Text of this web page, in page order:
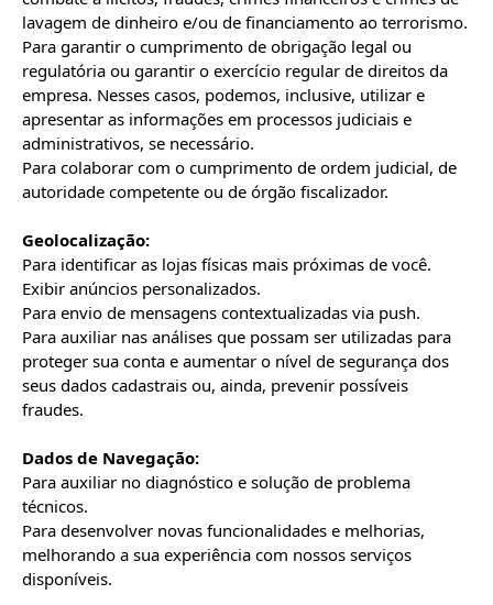
lavagem de dinheiro e/ou de financiamento ao terrorismo.
Para garantir o cumprimento de obrigação legal ou
regulatória ou garantir o exercício regular de direitos da
empresa. Nesses casos, podemos, inclusive, utilizar e
apresentar as informações em processos judiciais e
administrativos, se necessário.
Para colaborar com o cumprimento de ordem judicial, de
autoridade competente ou de órgão fiscalizador.
Geolocalização:
Para identificar as lojas físicas mais próximas de você.
Exibir anúncios personalizados.
Para envio de mensagens contextualizadas via push.
Para auxiliar nas análises que possam ser utilizadas para
proteger sua conta e aumentar o nível de segurança dos
seus dados cadastrais ou, ainda, prevenir possíveis
fraudes.
Dados de Navegação:
Para auxiliar no diagnóstico e solução de problema
técnicos.
Para desenvolver novas funcionalidades e melhorias,
melhorando a sua experiência com nossos serviços
disponíveis.